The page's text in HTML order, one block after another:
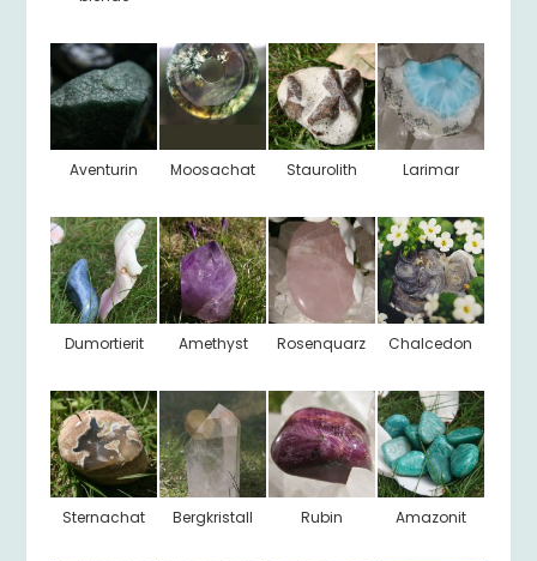
Aventurin Moosachat Staurolith Larimar
Dumortierit Amethyst Rosenquarz Chalcedon
Sternachat Bergkristall Rubin Amazonit